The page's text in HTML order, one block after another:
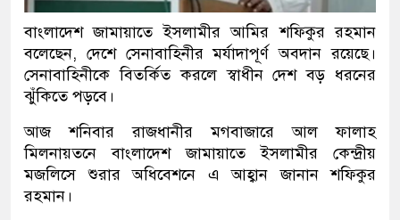
বাংলাদেশ জামায়াতে ইসলামীর আমির শফিকুর রহমান
বলেছেন, দেশে সেনাবাহিনীর মর্যাদাপূর্ণ অবদান রয়েছে।
সেনাবাহিনীকে বিতর্কিত করলে স্বাধীন দেশ বড় ধরনের
ঝুঁকিতে পড়বে।
আজ শনিবার রাজধানীর মগবাজারে আল ফালাহ
মিলনায়তনে বাংলাদেশ জামায়াতে ইসলামীর কেন্দ্রীয়
মজলিসে শুরার অধিবেশনে এ আহ্বান জানান শফিকুর
রহমান।